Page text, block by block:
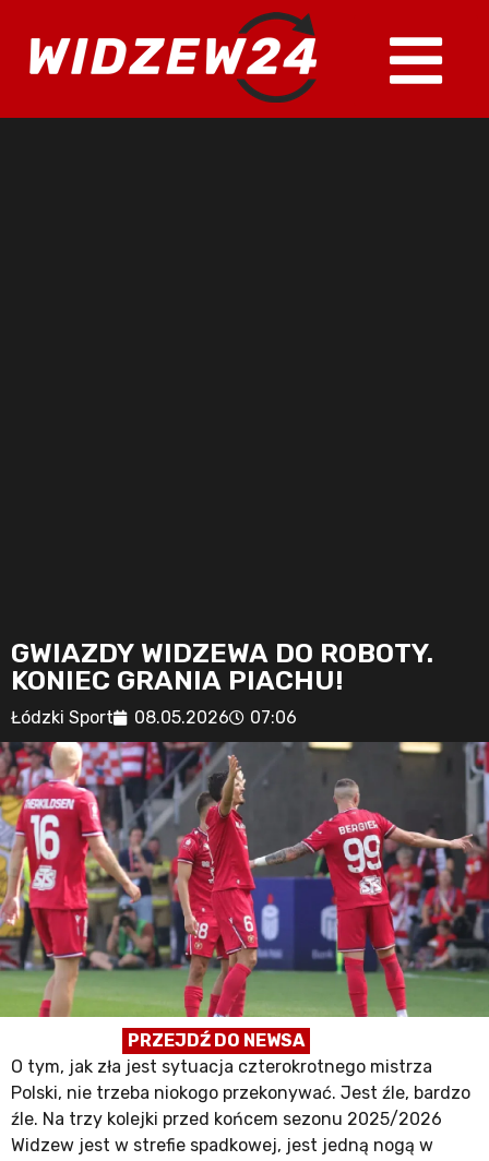
GWIAZDY WIDZEWA DO ROBOTY.
KONIEC GRANIA PIACHU!
Łódzki Sport 08.05.2026 07:06
PRZEJDŹ DO NEWSA
O tym, jak zła jest sytuacja czterokrotnego mistrza
Polski, nie trzeba niokogo przekonywać. Jest źle, bardzo
źle. Na trzy kolejki przed końcem sezonu 2025/2026
Widzew jest w strefie spadkowej, jest jedną nogą w